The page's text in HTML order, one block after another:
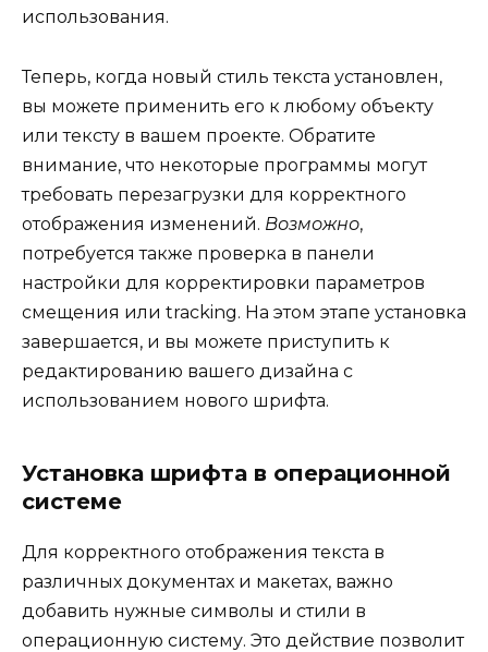
использования.
Теперь, когда новый стиль текста установлен,
вы можете применить его к любому объекту
или тексту в вашем проекте. Обратите
внимание, что некоторые программы могут
требовать перезагрузки для корректного
отображения изменений. Возможно,
потребуется также проверка в панели
настройки для корректировки параметров
смещения или tracking. На этом этапе установка
завершается, и вы можете приступить к
редактированию вашего дизайна с
использованием нового шрифта.
Установка шрифта в операционной
системе
Для корректного отображения текста в
различных документах и макетах, важно
добавить нужные символы и стили в
операционную систему. Это действие позволит